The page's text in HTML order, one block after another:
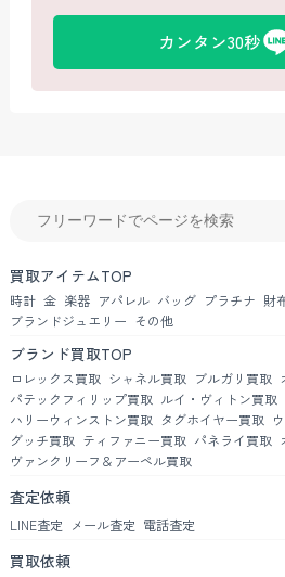
カンタン30秒
買取アイテムTOP
時計 金 楽器 アパレル バッグ プラチナ 財
ブランドジュエリー その他
ブランド買取TOP
ロレックス買取 シャネル買取 ブルガリ買取
パテックフィリップ買取 ルイ・ヴィトン買取
ハリーウィンストン買取 タグホイヤー買取
グッチ買取 ティファニー買取 パネライ買取
ヴァンクリーフ＆アーペル買取
査定依頼
LINE査定 メール査定 電話査定
買取依頼